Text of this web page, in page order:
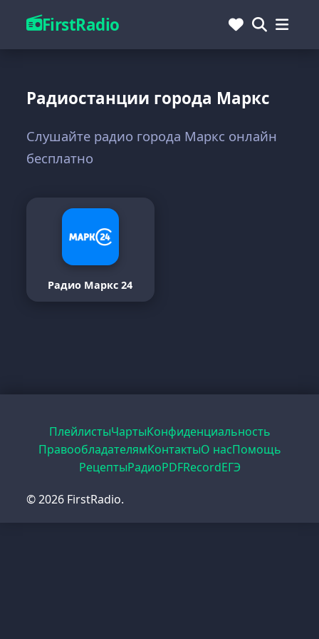
FirstRadio
Радиостанции города Маркс
Слушайте радио города Маркс онлайн
бесплатно
Радио Маркс 24
ПлейлистыЧартыКонфиденциальность
ПравообладателямКонтактыО насПомощь
РецептыРадиоPDFRecordЕГЭ
© 2026 FirstRadio.